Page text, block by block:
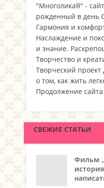
"МноголикаЯ" -
рожденный в день
Гармония и
Наслаждение и
и знание.
Творчество и
Творческий
о том, как жить
Продолжение
СВЕЖИЕ СТАТЬИ
Фильм